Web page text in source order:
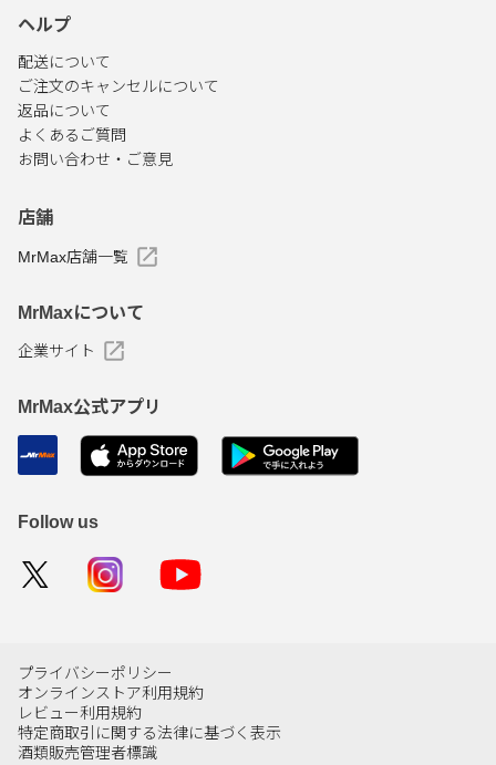
ヘルプ
配送について
ご注文のキャンセルについて
返品について
よくあるご質問
お問い合わせ・ご意見
店舗
MrMax店舗一覧
MrMaxについて
企業サイト
MrMax公式アプリ
Follow us
プライバシーポリシー
オンラインストア利用規約
レビュー利用規約
特定商取引に関する法律に基づく表示
酒類販売管理者標識